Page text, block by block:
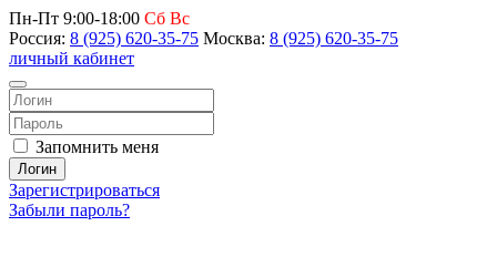
Пн-Пт 9:00-18:00 Сб Вс
Россия: 8 (925) 620-35-75 Москва: 8 (925) 620-35-75
личный кабинет
Запомнить меня
Логин
Зарегистрироваться
Забыли пароль?